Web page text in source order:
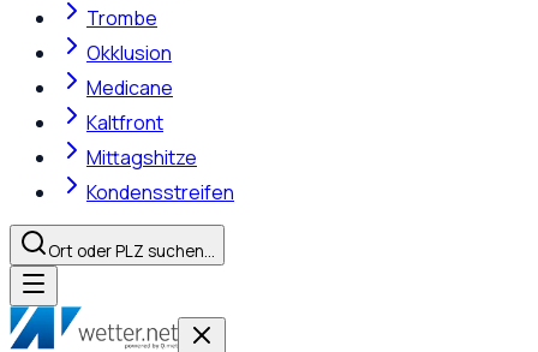
Trombe
Okklusion
Medicane
Kaltfront
Mittagshitze
Kondensstreifen
Ort oder PLZ suchen…